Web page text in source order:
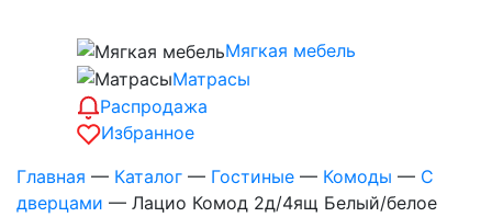
Мягкая мебель
Матрасы
Распродажа
Избранное
Главная — Каталог — Гостиные — Комоды — С
дверцами — Лацио Комод 2д/4ящ Белый/белое